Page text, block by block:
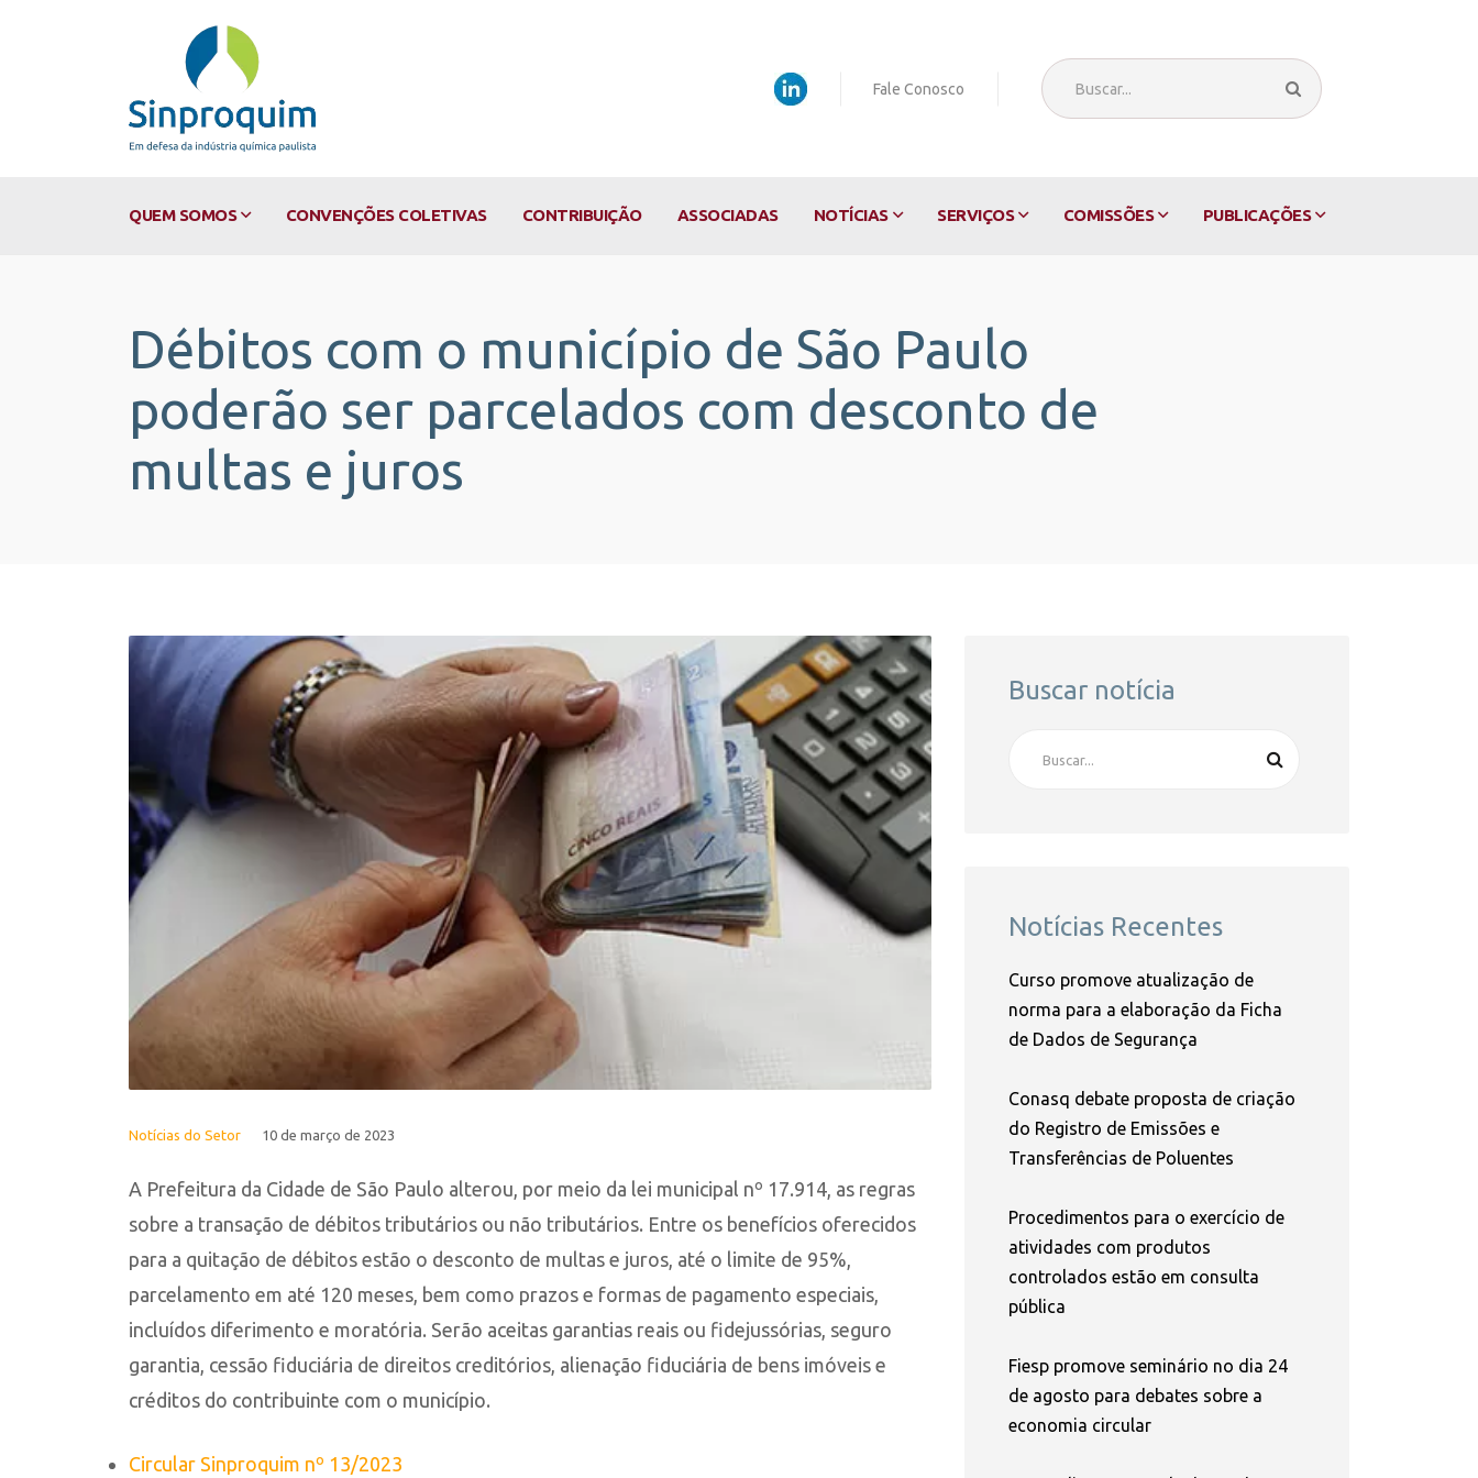
Fale Conosco
QUEM SOMOS CONVENÇÕES COLETIVAS CONTRIBUIÇÃO ASSOCIADAS NOTÍCIAS SERVIÇOS COMISSÕES PUBLICAÇÕES
Débitos com o município de São Paulo
poderão ser parcelados com desconto de
multas e juros
Notícias do Setor 10 de março de 2023
A Prefeitura da Cidade de São Paulo alterou, por meio da lei municipal nº 17.914, as regras
sobre a transação de débitos tributários ou não tributários. Entre os benefícios oferecidos
para a quitação de débitos estão o desconto de multas e juros, até o limite de 95%,
parcelamento em até 120 meses, bem como prazos e formas de pagamento especiais,
incluídos diferimento e moratória. Serão aceitas garantias reais ou fidejussórias, seguro
garantia, cessão fiduciária de direitos creditórios, alienação fiduciária de bens imóveis e
créditos do contribuinte com o município.
Circular Sinproquim nº 13/2023
Buscar notícia
Notícias Recentes
Curso promove atualização de
norma para a elaboração da Ficha
de Dados de Segurança
Conasq debate proposta de criação
do Registro de Emissões e
Transferências de Poluentes
Procedimentos para o exercício de
atividades com produtos
controlados estão em consulta
pública
Fiesp promove seminário no dia 24
de agosto para debates sobre a
economia circular